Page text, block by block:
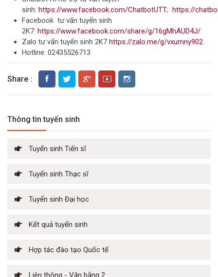
sinh: https://www.facebook.com/ChatbotUTT; https://
Facebook tư vấn tuyển sinh
2K7: https://www.facebook.com/share/g/16gMhAUD4J/
Zalo tư vấn tuyển sinh 2K7 https://zalo.me/g/vxumny902
Hotline: 02435526713
Share :
Thông tin tuyển sinh
Tuyển sinh Tiến sĩ
Tuyển sinh Thạc sĩ
Tuyển sinh Đại học
Kết quả tuyển sinh
Hợp tác đào tạo Quốc tế
Liên thông - Văn bằng 2